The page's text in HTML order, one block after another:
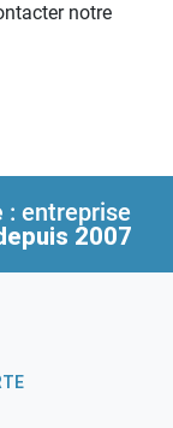
notre
: entreprise
2007